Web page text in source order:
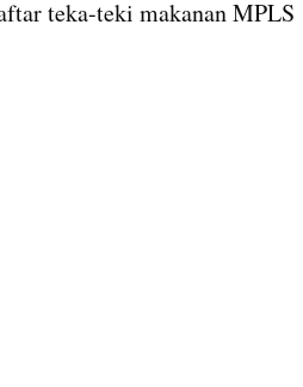
teka-teki makanan MPLS